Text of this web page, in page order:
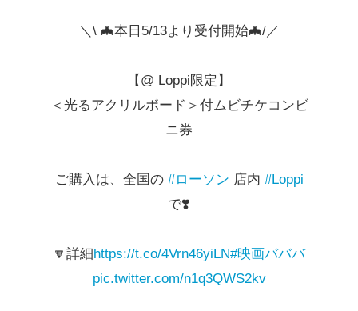
＼\ 🦇本日5/13より受付開始🦇/／
【@ Loppi限定】
＜光るアクリルボード＞付ムビチケコンビ
ニ券
ご購入は、全国の #ローソン 店内 #Loppi
で❣️
🔽詳細 https://t.co/4Vrn46yiLN#映画バババ
pic.twitter.com/n1q3QWS2kv